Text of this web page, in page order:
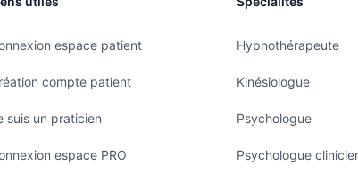
espace patient
compte patient
suis un praticien
espace PRO
Hypnothérapeute
Kinésiologue
Psychologue
Psychologue